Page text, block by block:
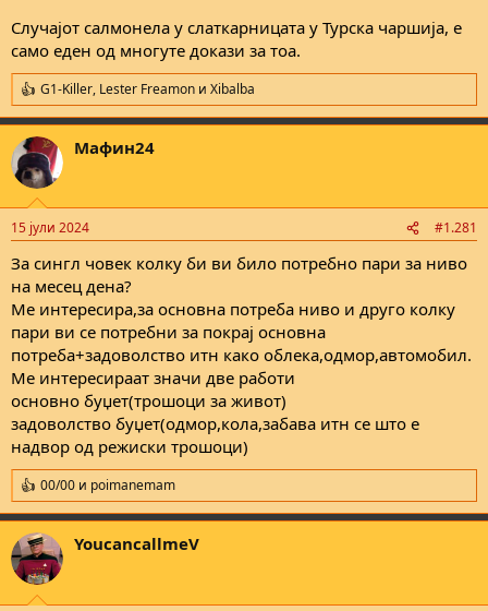
Случајот салмонела у слаткарницата у Турска чаршија, е
само еден од многуте докази за тоа.
R
e
a
c
t
i
s
G1-Killer, Lester Freamon и Xibalba
Мафин24
15 јули 2024 #1.281
За сингл човек колку би ви било потребно пари за ниво
на месец дена?
Ме интересира,за основна потреба ниво и друго колку
пари ви се потребни за покрај основна
потреба+задоволство итн како облека,одмор,автомобил.
Ме интересираат значи две работи
основно буџет(трошоци за живот)
задоволство буџет(одмор,кола,забава итн се што е
надвор од режиски трошоци)
R
e
a
c
t
i
00/00 и poimanemam
YoucancallmeV